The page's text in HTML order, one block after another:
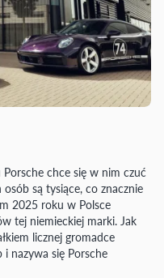
chce się w nim czuć
są tysiące, co znacznie
2025 roku w Polsce
tej niemieckiej marki. Jak
licznej gromadce
i nazywa się Porsche